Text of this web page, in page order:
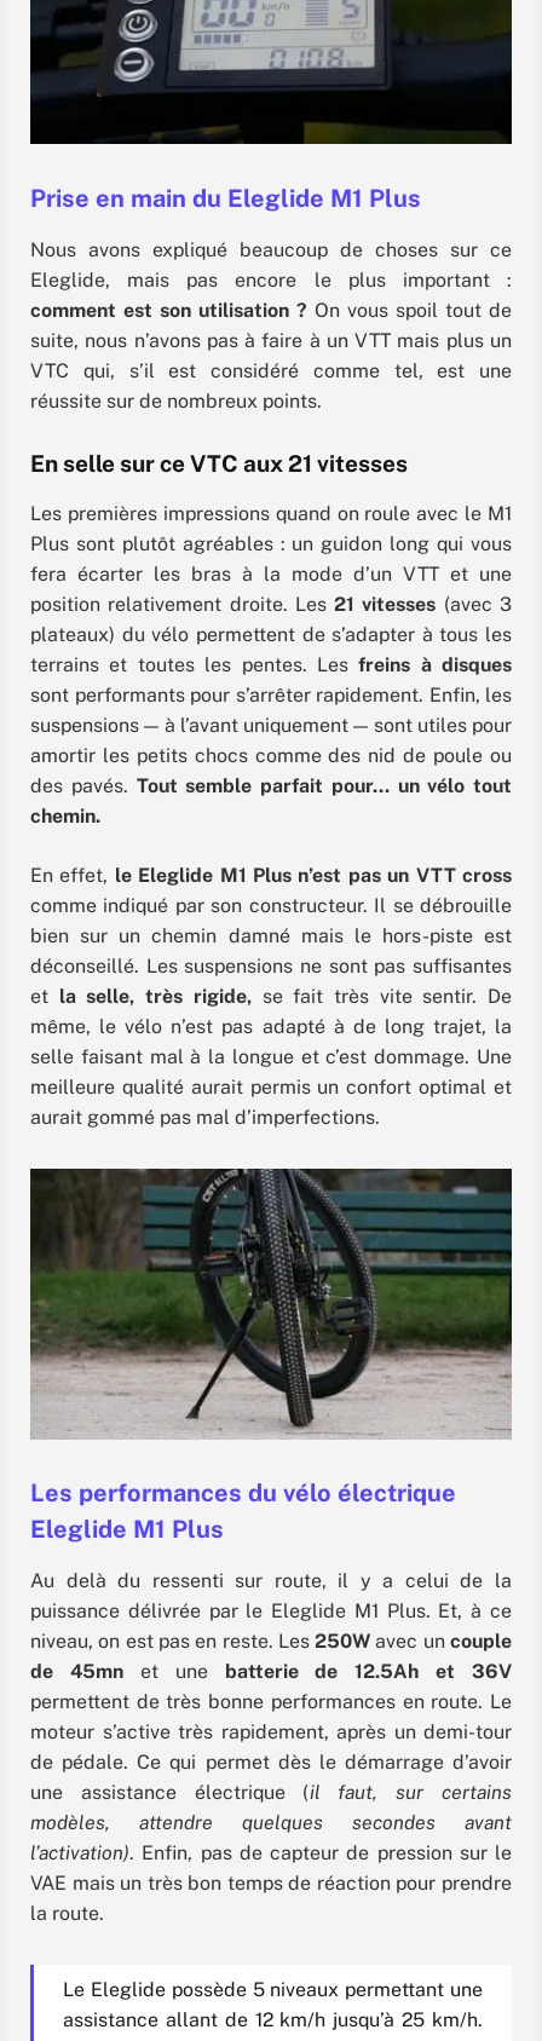
Prise en main du Eleglide M1 Plus
Nous avons expliqué beaucoup de choses sur ce
Eleglide, mais pas encore le plus important :
comment est son utilisation ? On vous spoil tout de
suite, nous n’avons pas à faire à un VTT mais plus un
VTC qui, s’il est considéré comme tel, est une
réussite sur de nombreux points.
En selle sur ce VTC aux 21 vitesses
Les premières impressions quand on roule avec le M1
Plus sont plutôt agréables : un guidon long qui vous
fera écarter les bras à la mode d’un VTT et une
position relativement droite. Les21 vitesses (avec 3
plateaux) du vélo permettent de s’adapter à tous les
terrains et toutes les pentes. Lesfreins à disques
sont performants pour s’arrêter rapidement. Enfin, les
suspensions — à l’avant uniquement — sont utiles pour
amortir les petits chocs comme des nid de poule ou
des pavés. Tout semble parfait pour… un vélo tout
chemin.
En effet, le Eleglide M1 Plus n’est pas un VTT cross
comme indiqué par son constructeur. Il se débrouille
bien sur un chemin damné mais le hors-piste est
déconseillé. Les suspensions ne sont pas suffisantes
et la selle, très rigide,se fait très vite sentir. De
même, le vélo n’est pas adapté à de long trajet, la
selle faisant mal à la longue et c’est dommage. Une
meilleure qualité aurait permis un confort optimal et
aurait gommé pas mal d’imperfections.
Les performances du vélo électrique
Eleglide M1 Plus
Au delà du ressenti sur route, il y a celui de la
puissance délivrée par le Eleglide M1 Plus. Et, à ce
niveau, on est pas en reste. Les250Wavec uncouple
de 45mn et une batterie de 12.5Ah et 36V
permettent de très bonne performances en route. Le
moteur s’active très rapidement, après un demi-tour
de pédale. Ce qui permet dès le démarrage d’avoir
une assistance électrique (il faut, sur certains
modèles, attendre quelques secondes avant
l’activation). Enfin, pas de capteur de pression sur le
VAE mais un très bon temps de réaction pour prendre
la route.
Le Eleglide possède 5 niveaux permettant une
assistance allant de 12 km/h jusqu’à 25 km/h.